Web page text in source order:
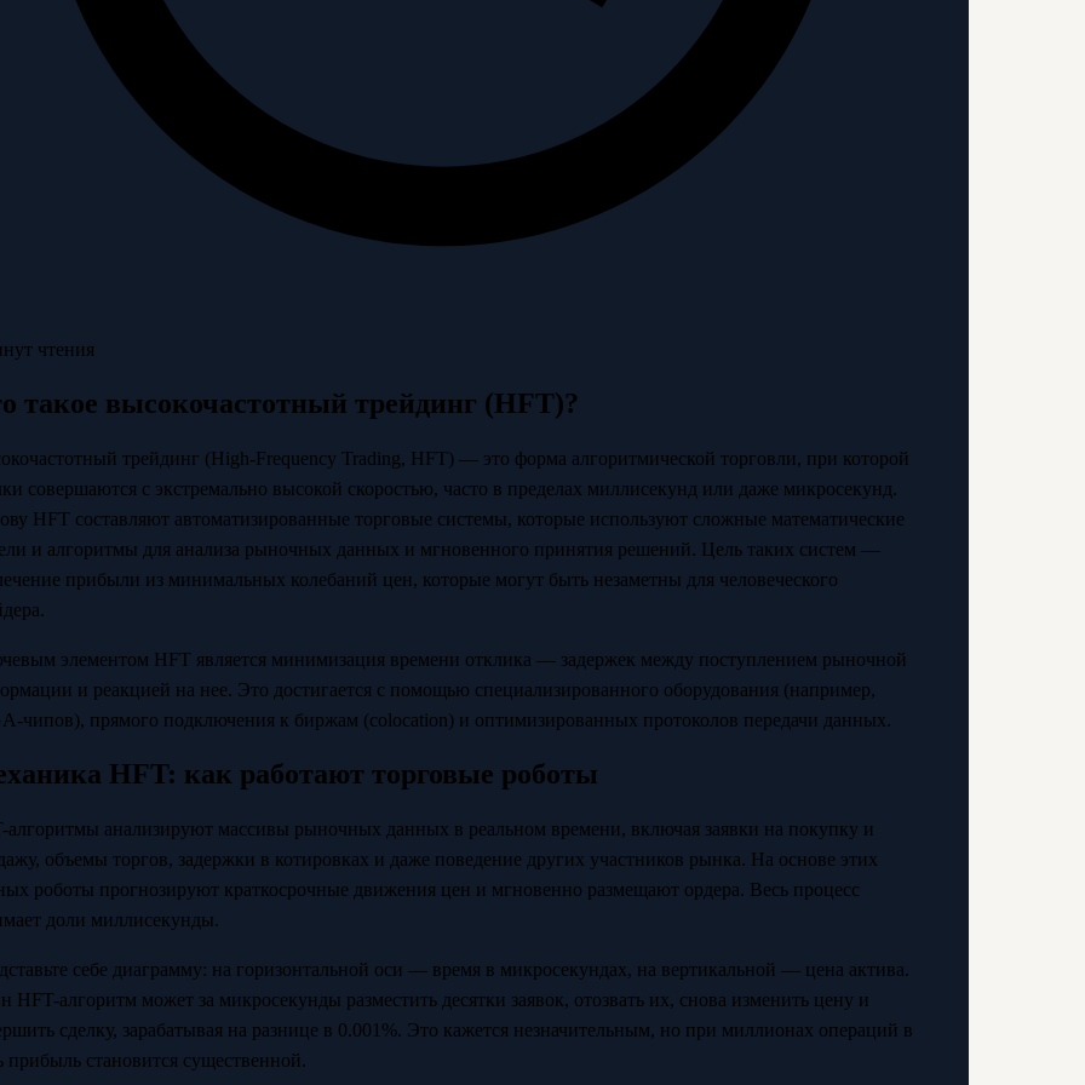
чтения
такое высокочастотный трейдинг (HFT)?
трейдинг (High-Frequency Trading, HFT) — это форма алгоритмической торговли, при которой
совершаются с экстремально высокой скоростью, часто в пределах миллисекунд или даже микросекунд.
HFT составляют автоматизированные торговые системы, которые используют сложные математические
и алгоритмы для анализа рыночных данных и мгновенного принятия решений. Цель таких систем —
прибыли из минимальных колебаний цен, которые могут быть незаметны для человеческого
элементом HFT является минимизация времени отклика — задержек между поступлением рыночной
и реакцией на нее. Это достигается с помощью специализированного оборудования (например,
чипов), прямого подключения к биржам (colocation) и оптимизированных протоколов передачи данных.
HFT: как работают торговые роботы
алгоритмы анализируют массивы рыночных данных в реальном времени, включая заявки на покупку и
объемы торгов, задержки в котировках и даже поведение других участников рынка. На основе этих
роботы прогнозируют краткосрочные движения цен и мгновенно размещают ордера. Весь процесс
доли миллисекунды.
себе диаграмму: на горизонтальной оси — время в микросекундах, на вертикальной — цена актива.
HFT-алгоритм может за микросекунды разместить десятки заявок, отозвать их, снова изменить цену и
сделку, зарабатывая на разнице в 0.001%. Это кажется незначительным, но при миллионах операций в
прибыль становится существенной.